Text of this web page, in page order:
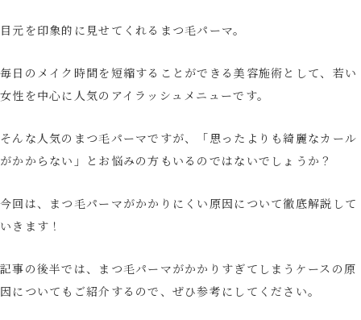
目元を印象的に見せてくれるまつ毛パーマ。
毎日のメイク時間を短縮することができる美容施術として、若い
女性を中心に人気のアイラッシュメニューです。
そんな人気のまつ毛パーマですが、「思ったよりも綺麗なカール
がかからない」とお悩みの方もいるのではないでしょうか？
今回は、まつ毛パーマがかかりにくい原因について徹底解説して
いきます！
記事の後半では、まつ毛パーマがかかりすぎてしまうケースの原
因についてもご紹介するので、ぜひ参考にしてください。